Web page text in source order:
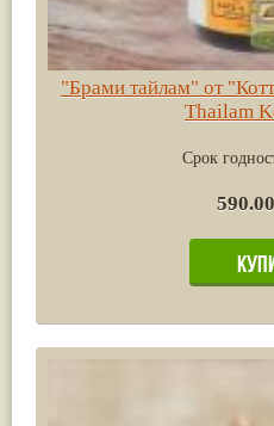
"Брами тайлам" от
Thailam
Срок